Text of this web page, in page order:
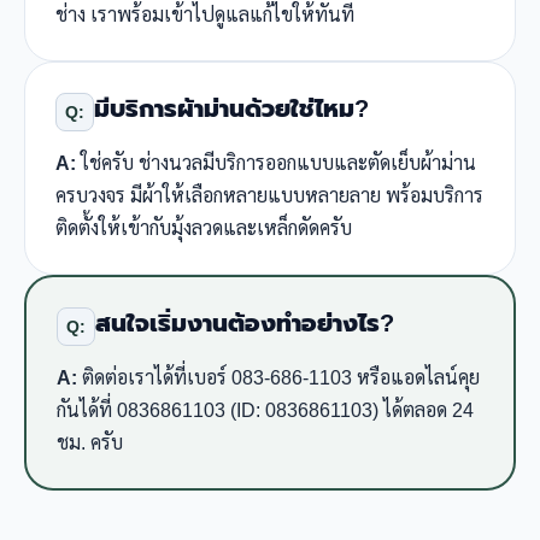
ช่าง เราพร้อมเข้าไปดูแลแก้ไขให้ทันที
Q: มีบริการผ้าม่านด้วยใช่ไหม?
A:ใช่ครับ ช่างนวลมีบริการออกแบบและตัดเย็บผ้าม่าน
ครบวงจร มีผ้าให้เลือกหลายแบบหลายลาย พร้อมบริการ
ติดตั้งให้เข้ากับมุ้งลวดและเหล็กดัดครับ
Q: สนใจเริ่มงานต้องทำอย่างไร?
A: ติดต่อเราได้ที่เบอร์ 083-686-1103 หรือแอดไลน์คุย
กันได้ที่ 0836861103 (ID: 0836861103) ได้ตลอด 24
ชม. ครับ